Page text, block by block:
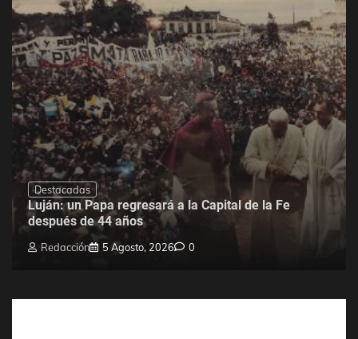
Destacadas
Luján: un Papa regresará a la Capital de la Fe
después de 44 años
Redacción 5 Agosto, 2026 0